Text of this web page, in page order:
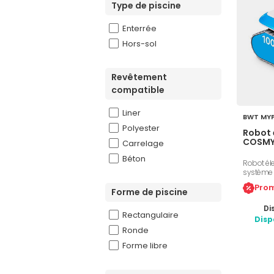
Type de piscine
Enterrée
Hors-sol
Revêtement
compatible
Liner
Polyester
Carrelage
Béton
Forme de piscine
Rectangulaire
Ronde
Forme libre
BWT
Robot
Robot
système